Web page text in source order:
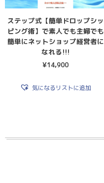
ステップ式【簡単ドロップシッ
ピング術】で素人でも主婦でも
簡単にネットショップ経営者に
なれる!!!
¥14,900
気になるリストに追加